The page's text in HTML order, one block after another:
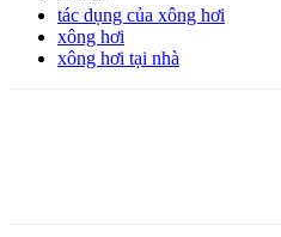
tác dụng của xông hơi
xông hơi
xông hơi tại nhà